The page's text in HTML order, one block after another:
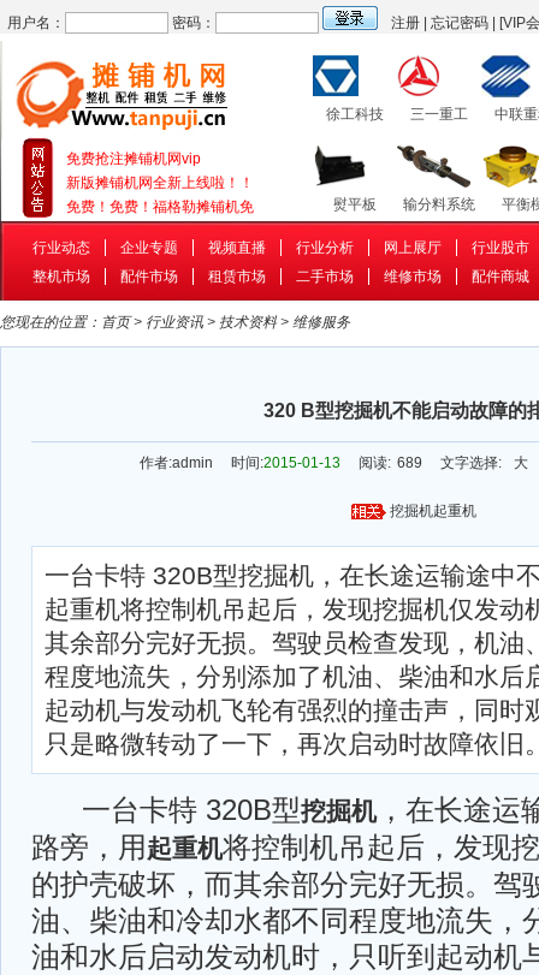
用户名： 密码： 注册 忘记密码 [VIP
免费抢注摊铺机网vip
新版摊铺机网全新上线啦！！
免费！免费！福格勒摊铺机免
徐工科技 三一重工 中联
熨平板 输分料系统 平衡
行业动态 企业专题 视频直播 行业分析 网上展厅
行业股市
整机市场
配件市场 租赁市场 二手市场 维修市场 配件商城
您现在的位置： 首页> 行业资讯 > 技术资料> 维修服务
320 B型挖掘机不能启动故障的
作者:admin 时间:2015-01-13 阅读: 689 文字选择: 大
挖掘机起重机
一台卡特 320B型挖掘机，在长途运输途中
起重机将控制机吊起后，发现挖掘机仅发动
其余部分完好无损。驾驶员检查发现，机油
程度地流失，分别添加了机油、柴油和水后
起动机与发动机飞轮有强烈的撞击声，同时
只是略微转动了一下，再次启动时故障依旧
一台卡特 320B型挖掘机，在长途运
路旁，用 起重机将控制机吊起后，发现
的护壳破坏，而其余部分完好无损。驾
油、柴油和冷却水都不同程度地流失，
油和水后启动发动机时，只听到起动机